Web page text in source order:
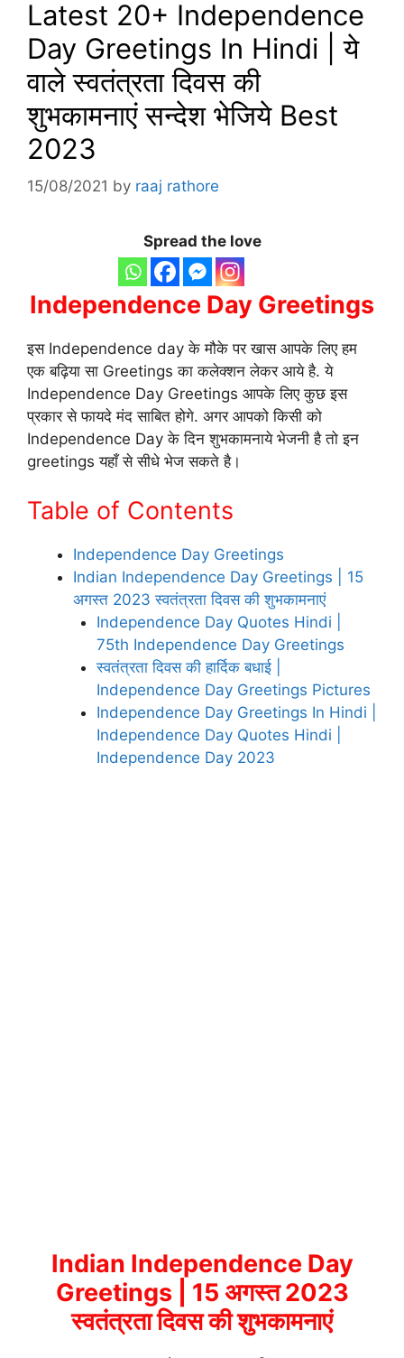
Latest 20+ Independence
Day Greetings In Hindi | ये
वाले स्वतंत्रता दिवस की
शुभकामनाएं सन्देश भेजिये Best
2023
15/08/2021 by raaj rathore
Spread the love
Independence Day Greetings
इस Independence day के मौके पर खास आपके लिए हम
एक बढ़िया सा Greetings का कलेक्शन लेकर आये है. ये
Independence Day Greetings आपके लिए कुछ इस
प्रकार से फायदे मंद साबित होगे. अगर आपको किसी को
Independence Day के दिन शुभकामनाये भेजनी है तो इन
greetings यहाँ से सीधे भेज सकते है।
Table of Contents
Independence Day Greetings
Indian Independence Day Greetings | 15
अगस्त 2023 स्वतंत्रता दिवस की शुभकामनाएं
Independence Day Quotes Hindi |
75th Independence Day Greetings
स्वतंत्रता दिवस की हार्दिक बधाई |
Independence Day Greetings Pictures
Independence Day Greetings In Hindi |
Independence Day Quotes Hindi |
Independence Day 2023
Indian Independence Day
Greetings | 15 अगस्त 2023
स्वतंत्रता दिवस की शुभकामनाएं